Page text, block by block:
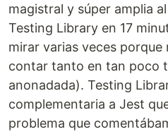
magistral y súper amplia
Testing Library en 17
mirar varias veces porque
contar tanto en tan poco
anonadada). Testing
complementaria a Jest
problema que